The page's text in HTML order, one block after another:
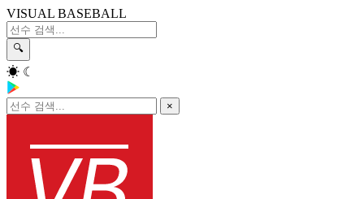
VISUAL BASEBALL
🔍
☀ ☾
×